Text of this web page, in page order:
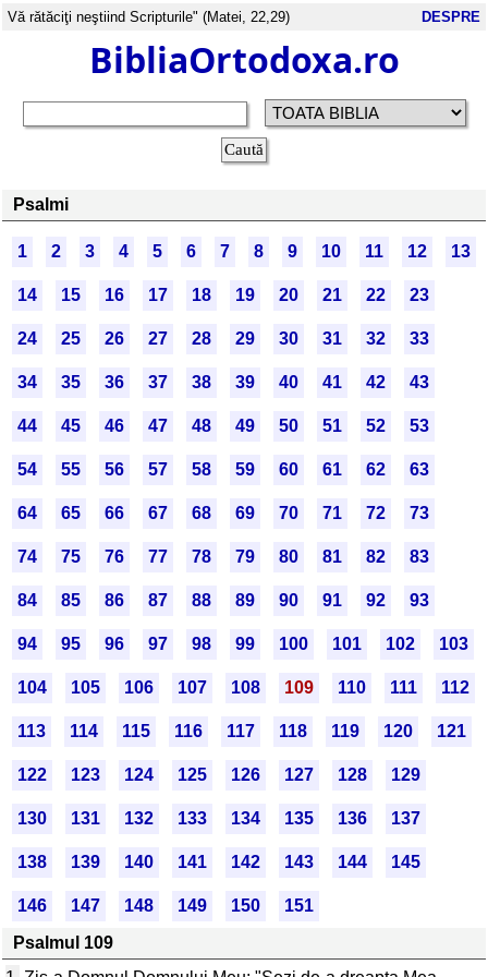
Vă rătăciţi neştiind Scripturile" (Matei, 22,29) DESPRE
BibliaOrtodoxa.ro
Psalmi
1 2 3 4 5 6 7 8 9 10 11 12 13
14 15 16 17 18 19 20 21 22 23
24 25 26 27 28 29 30 31 32 33
34 35 36 37 38 39 40 41 42 43
44 45 46 47 48 49 50 51 52 53
54 55 56 57 58 59 60 61 62 63
64 65 66 67 68 69 70 71 72 73
74 75 76 77 78 79 80 81 82 83
84 85 86 87 88 89 90 91 92 93
94 95 96 97 98 99 100 101 102 103
104 105 106 107 108 109 110 111 112
113 114 115 116 117 118 119 120 121
122 123 124 125 126 127 128 129
130 131 132 133 134 135 136 137
138 139 140 141 142 143 144 145
146 147 148 149 150
151
Psalmul 109